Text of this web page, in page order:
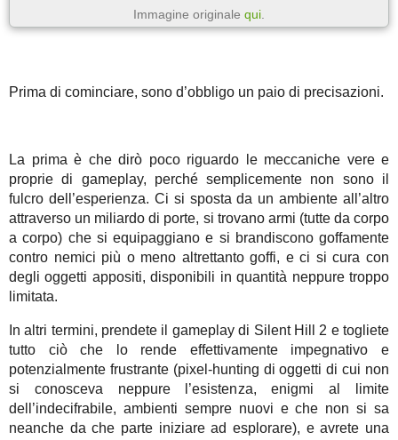
Immagine originale qui.
Prima di cominciare, sono d’obbligo un paio di precisazioni.
La prima è che dirò poco riguardo le meccaniche vere e
proprie di gameplay, perché semplicemente non sono il
fulcro dell’esperienza. Ci si sposta da un ambiente all’altro
attraverso un miliardo di porte, si trovano armi (tutte da corpo
a corpo) che si equipaggiano e si brandiscono goffamente
contro nemici più o meno altrettanto goffi, e ci si cura con
degli oggetti appositi, disponibili in quantità neppure troppo
limitata.
In altri termini, prendete il gameplay di Silent Hill 2 e togliete
tutto ciò che lo rende effettivamente impegnativo e
potenzialmente frustrante (pixel-hunting di oggetti di cui non
si conosceva neppure l’esistenza, enigmi al limite
dell’indecifrabile, ambienti sempre nuovi e che non si sa
neanche da che parte iniziare ad esplorare), e avrete una